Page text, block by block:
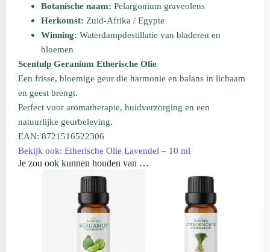
Botanische naam: Pelargonium graveolens
Herkomst: Zuid-Afrika / Egypte
Winning: Waterdampdestillatie van bladeren en
bloemen
Scentulp Geranium Etherische Olie
Een frisse, bloemige geur die harmonie en balans in lichaam
en geest brengt.
Perfect voor aromatherapie, huidverzorging en een
natuurlijke geurbeleving.
EAN: 8721516522306
Bekijk ook: Etherische Olie Lavendel – 10 ml
Je zou ook kunnen houden van …